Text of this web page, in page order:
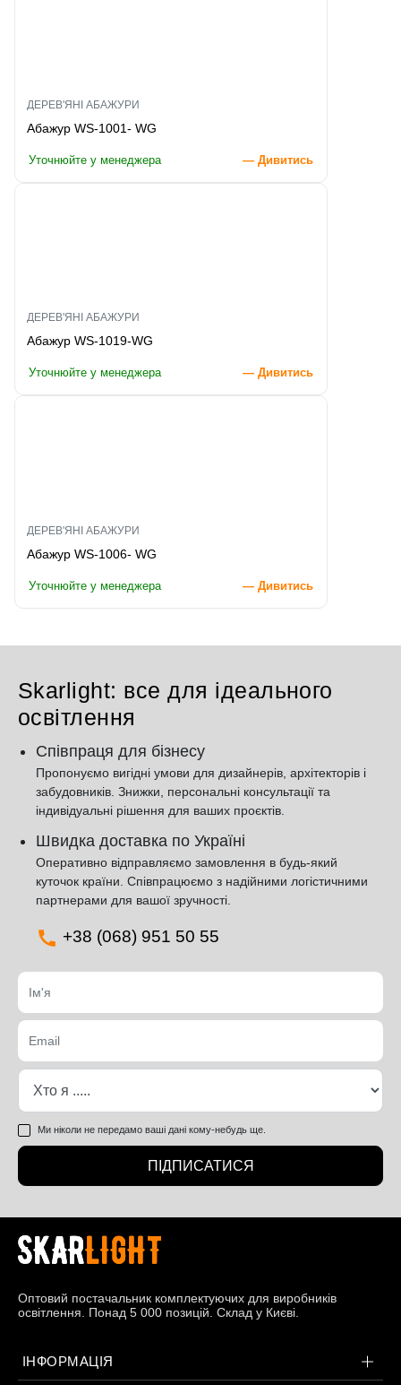
ДЕРЕВ'ЯНІ АБАЖУРИ
Абажур WS-1001- WG
Уточнюйте у менеджера — Дивитись
ДЕРЕВ'ЯНІ АБАЖУРИ
Абажур WS-1019-WG
Уточнюйте у менеджера — Дивитись
ДЕРЕВ'ЯНІ АБАЖУРИ
Абажур WS-1006- WG
Уточнюйте у менеджера — Дивитись
Skarlight: все для ідеального
освітлення
Співпраця для бізнесу
Пропонуємо вигідні умови для дизайнерів, архітекторів і
забудовників. Знижки, персональні консультації та
індивідуальні рішення для ваших проєктів.
Швидка доставка по Україні
Оперативно відправляємо замовлення в будь-який
куточок країни. Співпрацюємо з надійними логістичними
партнерами для вашої зручності.
+38 (068) 951 50 55
Ми ніколи не передамо ваші дані кому-небудь ще.
ПІДПИСАТИСЯ
Оптовий постачальник комплектуючих для виробників
освітлення. Понад 5 000 позицій. Склад у Києві.
ІНФОРМАЦІЯ